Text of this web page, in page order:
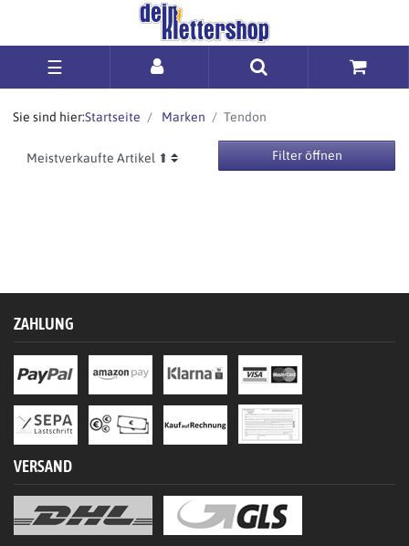
☰
Sie sind hier:Startseite Marken Tendon
Filter öffnen
ZAHLUNG
VERSAND